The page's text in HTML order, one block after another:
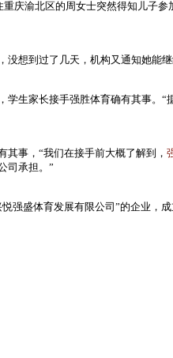
庆渝北区的周女士突然得知儿子参
没想到过了几天，机构又通知她能
学生家长接手强胜体育确有其事。
事，“我们在接手前大概了解到，
司承担。”
强盛体育发展有限公司”的企业，